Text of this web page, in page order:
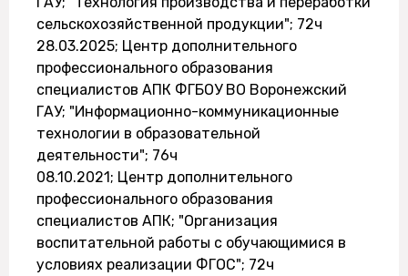
сельскохозяйственной продукции"; 72ч
28.03.2025; Центр дополнительного
профессионального образования
специалистов АПК ФГБОУ ВО Воронежский
ГАУ; "Информационно-коммуникационные
технологии в образовательной
деятельности"; 76ч
08.10.2021; Центр дополнительного
профессионального образования
специалистов АПК; "Организация
воспитательной работы с обучающимися в
условиях реализации ФГОС"; 72ч